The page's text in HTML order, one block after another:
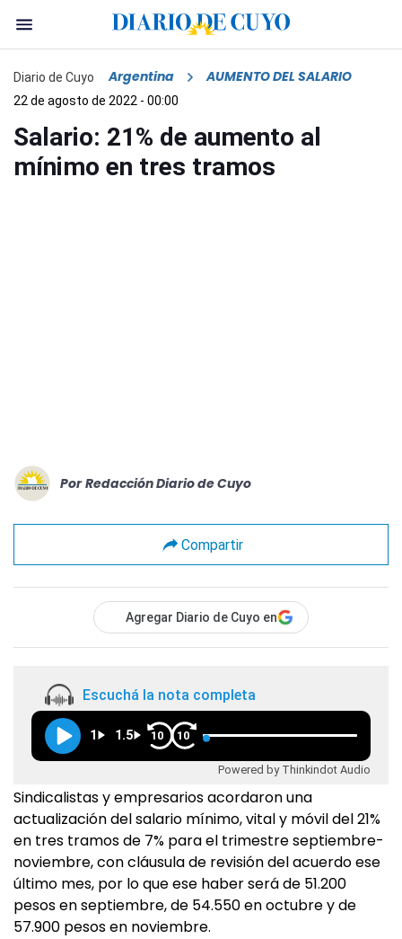
Diario de Cuyo Argentina AUMENTO DEL SALARIO
22 de agosto de 2022 - 00:00
Salario: 21% de aumento al
mínimo en tres tramos
Por Redacción Diario de Cuyo
Compartir
Agregar Diario de Cuyo en
Escuchá la nota completa
1 1.5 10 10
Powered by Thinkindot Audio
Sindicalistas y empresarios acordaron una
actualización del salario mínimo, vital y móvil del 21%
en tres tramos de 7% para el trimestre septiembre-
noviembre, con cláusula de revisión del acuerdo ese
último mes, por lo que ese haber será de 51.200
pesos en septiembre, de 54.550 en octubre y de
57.900 pesos en noviembre.